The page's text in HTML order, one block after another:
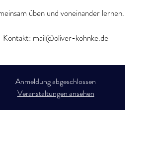
üben und voneinander lernen.
Kontakt: mail@oliver-kohnke.de
Anmeldung abgeschlossen
Veranstaltungen ansehen